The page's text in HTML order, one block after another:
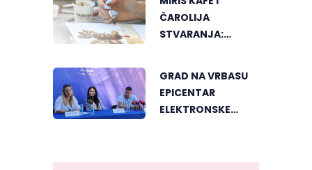
FESTIVALA U
MONGOLIJI
ČAROLIJA
STVARANJA:
BANJALUCI
GRAD NA VRBASU
EPICENTAR
ELEKTRONSKE